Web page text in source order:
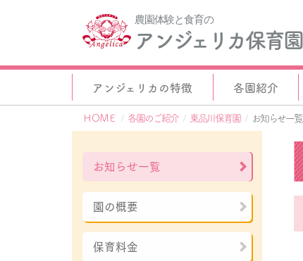
農園体験と食育の
アンジェリカ保育園
アンジェリカの特徴 各園紹介
ＨＯＭＥ 各園のご紹介 東品川保育園 お知らせ一覧
お知らせ一覧
園の概要
保育料金